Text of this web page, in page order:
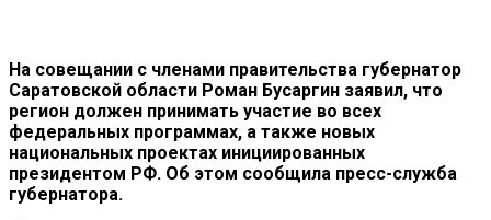
На совещании с членами правительства губернатор
Саратовской области Роман Бусаргин заявил, что
регион должен принимать участие во всех
федеральных программах, а также новых
национальных проектах инициированных
президентом РФ. Об этом сообщила пресс-служба
губернатора.